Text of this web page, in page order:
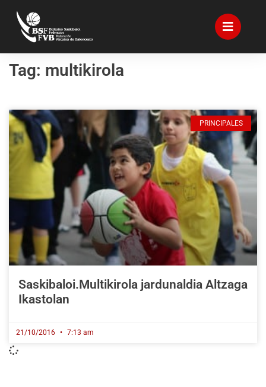
Tag: multikirola
PRINCIPALES
Saskibaloi.Multikirola jardunaldia Altzaga
Ikastolan
21/10/2016 7:13 am